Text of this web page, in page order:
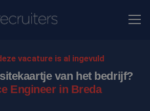
vacature is al ingevuld
van het bedrijf?
Engineer in Breda